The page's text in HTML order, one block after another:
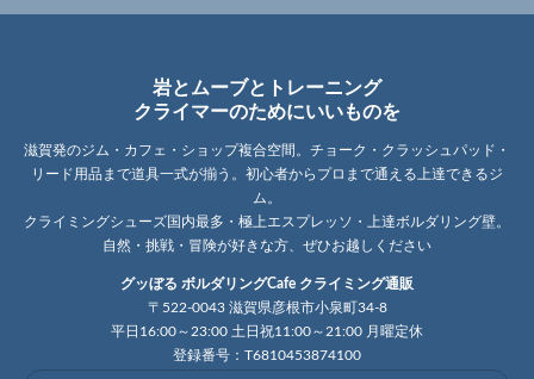
岩とムーブとトレーニング
クライマーのためにいいものを
滋賀発のジム・カフェ・ショップ複合空間。チョーク・クラッシュパッド・
リード用品まで道具一式が揃う。初心者からプロまで通える上達できるジ
ム。
クライミングシューズ国内最多・極上エスプレッソ・上達ボルダリング壁。
自然・挑戦・冒険が好きな方、ぜひお越しください
グッぼる ボルダリングCafe クライミング通販
〒522-0043 滋賀県彦根市小泉町34-8
平日16:00～23:00 土日祝11:00～21:00 月曜定休
登録番号：T6810453874100